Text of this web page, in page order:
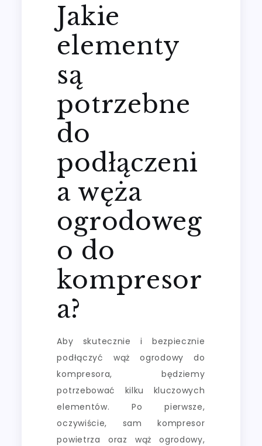
Jakie
elementy
są
potrzebne
do
podłączeni
a węża
ogrodoweg
o do
kompresor
a?
Aby skutecznie i bezpiecznie
podłączyć wąż ogrodowy do
kompresora, będziemy
potrzebować kilku kluczowych
elementów. Po pierwsze,
oczywiście, sam kompresor
powietrza oraz wąż ogrodowy,